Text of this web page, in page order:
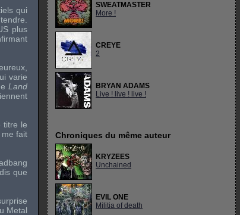
qui
plus
varie
Land
titre le
fait
que
Metal
SWEATMASTER
More !
CREYE
2
BRYAN ADAMS
Live ! live ! live !
Chroniques du même auteur
KRYZEES
Unchained
EVIL ONE
Militia of death